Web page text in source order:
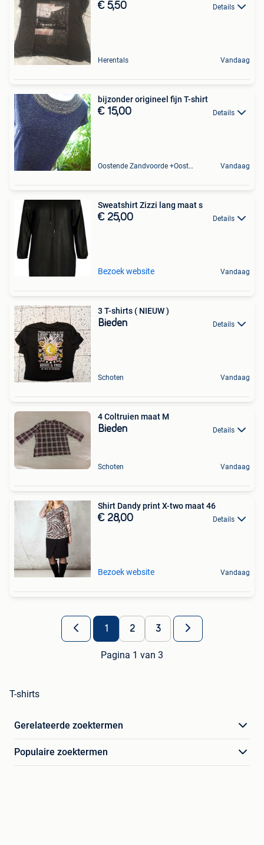
€ 5,50 Details
Herentals Vandaag
bijzonder origineel fijn T-shirt
€ 15,00 Details
Oostende Zandvoorde +Oostende Vandaag
Sweatshirt Zizzi lang maat s
€ 25,00 Details
Bezoek website Vandaag
3 T-shirts ( NIEUW )
Bieden Details
Schoten Vandaag
4 Coltruien maat M
Bieden Details
Schoten Vandaag
Shirt Dandy print X-two maat 46
€ 28,00 Details
Bezoek website Vandaag
1 2 3
Pagina 1 van 3
T-shirts
Gerelateerde zoektermen
Populaire zoektermen